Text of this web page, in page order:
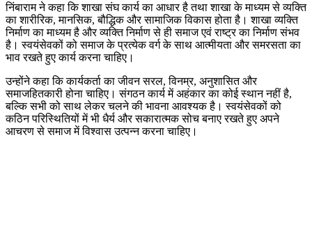
निंबाराम ने कहा कि शाखा संघ कार्य का आधार है तथा शाखा के माध्यम से व्यक्ति
का शारीरिक, मानसिक, बौद्धिक और सामाजिक विकास होता है। शाखा व्यक्ति
निर्माण का माध्यम है और व्यक्ति निर्माण से ही समाज एवं राष्ट्र का निर्माण संभव
है। स्वयंसेवकों को समाज के प्रत्येक वर्ग के साथ आत्मीयता और समरसता का
भाव रखते हुए कार्य करना चाहिए।
उन्होंने कहा कि कार्यकर्ता का जीवन सरल, विनम्र, अनुशासित और
समाजहितकारी होना चाहिए। संगठन कार्य में अहंकार का कोई स्थान नहीं है,
बल्कि सभी को साथ लेकर चलने की भावना आवश्यक है। स्वयंसेवकों को
कठिन परिस्थितियों में भी धैर्य और सकारात्मक सोच बनाए रखते हुए अपने
आचरण से समाज में विश्वास उत्पन्न करना चाहिए।